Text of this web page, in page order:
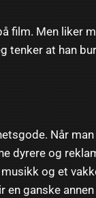
film. Men liker
tenker at han
Når
dyrere og
og et
ganske